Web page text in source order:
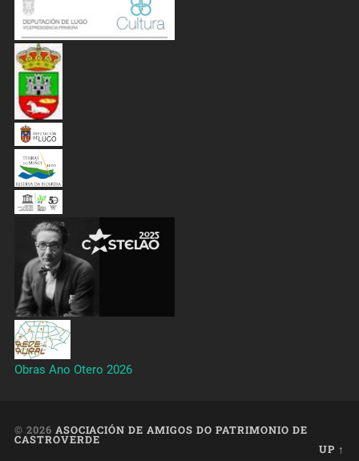
Obras Ano Otero 2026
© 2026 ASOCIACIÓN DE AMIGOS DO PATRIMONIO DE
CASTROVERDE
UP ↑